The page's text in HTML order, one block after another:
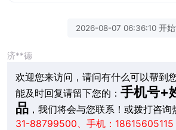
2026-08-07 06:36:10 开始
济**德
欢迎您来访问，请问有什么可以帮到
能及时回复请留下您的： 手机号+
品，我们将会与您联系！或拨打咨询
31-88799500、手机：18615605115